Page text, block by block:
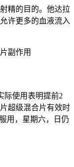
精的目的。他达拉
许更多的血液流入
使用表明提前2
超级混合片有效时
用，星期六，日仍